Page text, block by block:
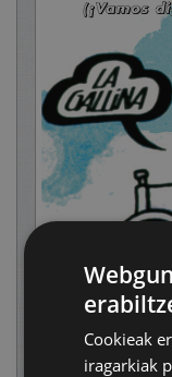
Cookieak
iragarkiak